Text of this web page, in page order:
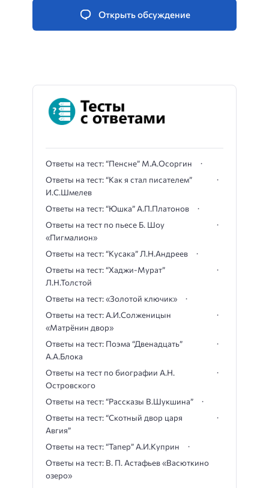
Открыть обсуждение
Ответы на тест: “Пенсне” М.А.Осоргин
Ответы на тест: “Как я стал писателем”
И.С.Шмелев
Ответы на тест: “Юшка” А.П.Платонов
Ответы на тест по пьесе Б. Шоу
«Пигмалион»
Ответы на тест: “Кусака” Л.Н.Андреев
Ответы на тест: “Хаджи-Мурат”
Л.Н.Толстой
Ответы на тест: «Золотой ключик»
Ответы на тест: А.И.Солженицын
«Матрёнин двор»
Ответы на тест: Поэма “Двенадцать”
А.А.Блока
Ответы на тест по биографии А.Н.
Островского
Ответы на тест: “Рассказы В.Шукшина”
Ответы на тест: “Скотный двор царя
Авгия”
Ответы на тест: “Тапер” А.И.Куприн
Ответы на тест: В. П. Астафьев «Васюткино
озеро»